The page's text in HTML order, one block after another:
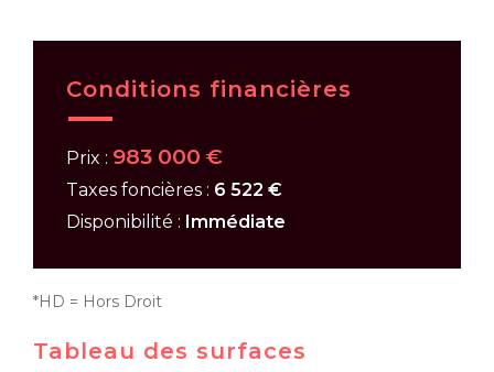
Conditions financières
Prix : 983 000 €
Taxes foncières : 6 522 €
Disponibilité : Immédiate
*HD = Hors Droit
Tableau des surfaces